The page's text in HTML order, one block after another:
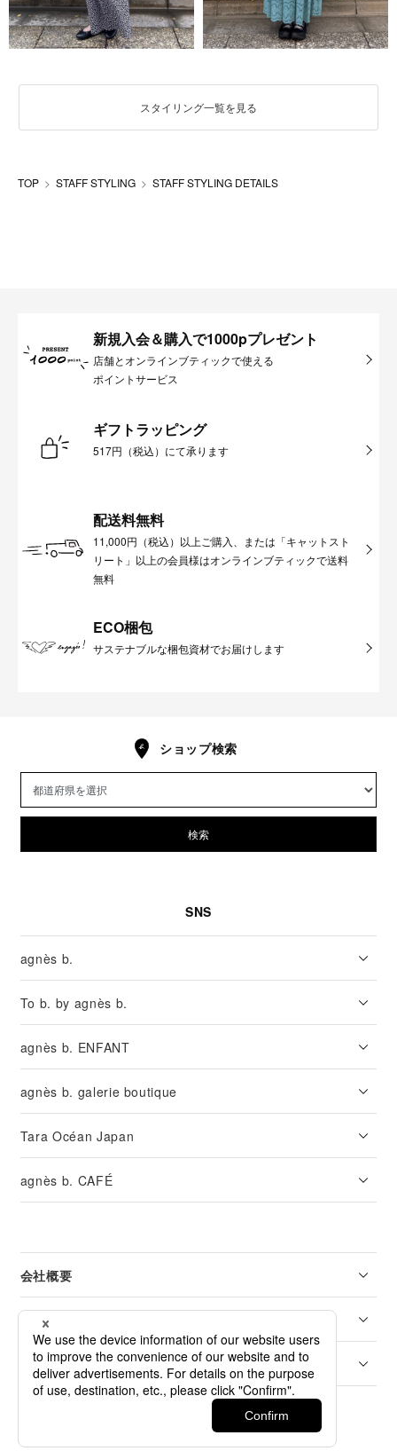
スタイリング一覧を見る
TOP STAFF STYLING STAFF STYLING DETAILS
新規入会＆購入で1000pプレゼント
店舗とオンラインブティックで使える
ポイントサービス
ギフトラッピング
517円（税込）にて承ります
配送料無料
11,000円（税込）以上ご購入、または「キャットスト
リート」以上の会員様はオンラインブティックで送料
無料
ECO梱包
サステナブルな梱包資材でお届けします
ショップ検索
検索
SNS
agnès b.
To b. by agnès b.
agnès b. ENFANT
agnès b. galerie boutique
Tara Océan Japan
agnès b. CAFÉ
会社概要
リーガル
カスタマーサービス